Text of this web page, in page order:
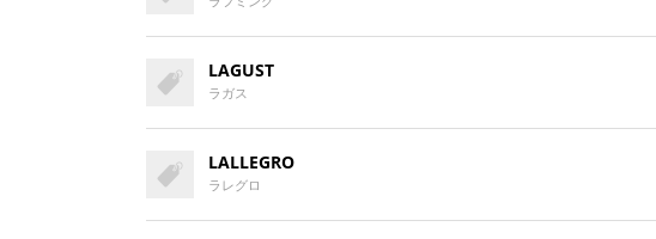
LAGUST
ラガス
LALLEGRO
ラレグロ